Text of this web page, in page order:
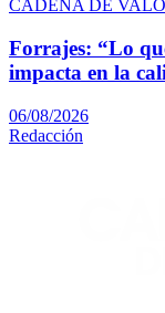
CADENA DE
Forrajes: “Lo
impacta en la
06/08/2026
Redacción